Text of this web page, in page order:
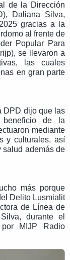
de la Dirección
Daliana Silva,
gracias a la
al frente de
Popular Para
se llevaron a
las cuales
en gran parte
DPD dijo que las
beneficio de la
mediante
y culturales, así
salud además de
más porque
Delito Lusmialit
de Línea de
durante el
por MIJP Radio